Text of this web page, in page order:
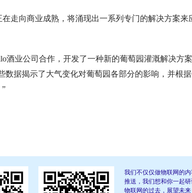
走向商业成熟，将涌现出一系列专门的解决方案来
业公司合作，开发了一种新的葡萄园灌溉解决方案
据揭示了大气变化对葡萄园各部分的影响，并根
我们不仅仅做物联网的
推送，我们想和你一起
物联网的过去，展望未来